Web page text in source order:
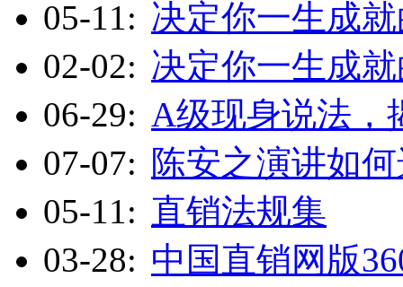
05-11: 决定你一生成
02-02: 决定你一生成
06-29: A级现身说法，
07-07: 陈安之演讲如
05-11: 直销法规集
03-28: 中国直销网版